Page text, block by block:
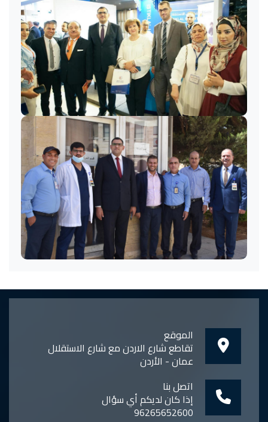
الموقع
تقاطع شارع الاردن مع شارع الاستقلال
عمان - الأردن
اتصل بنا
إذا كان لديكم أي سؤال
96265652600